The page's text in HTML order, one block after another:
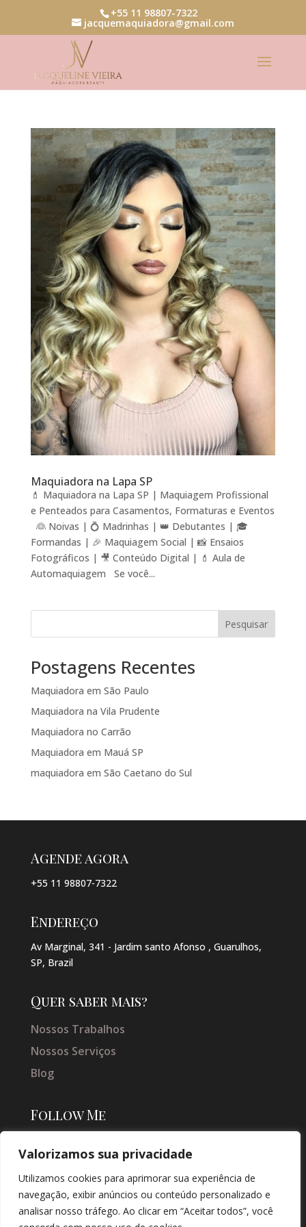
Valorizamos sua privacidade
Utilizamos cookies para aprimorar sua experiência de
navegação, exibir anúncios ou conteúdo personalizado e
analisar nosso tráfego. Ao clicar em “Aceitar todos”, você
+55 11 98807-7322
jacquemaquiadora@gmail.com
Maquiadora na Lapa SP
💄 Maquiadora na Lapa SP | Maquiagem Profissional
e Penteados para Casamentos, Formaturas e Eventos
👰 Noivas | 💍 Madrinhas | 👑 Debutantes | 🎓
Formandas | 🎉 Maquiagem Social | 📸 Ensaios
Fotográficos | 🎥 Conteúdo Digital | 💄 Aula de
Automaquiagem Se você...
Pesquisar
Postagens Recentes
Maquiadora em São Paulo
Maquiadora na Vila Prudente
Maquiadora no Carrão
Maquiadora em Mauá SP
maquiadora em São Caetano do Sul
Agende agora
+55 11 98807-7322
Endereço
Av Marginal, 341 - Jardim santo Afonso , Guarulhos,
SP, Brazil
Quer saber mais?
Nossos Trabalhos
Nossos Serviços
Blog
Follow Me